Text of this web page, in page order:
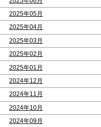
2025年05月
2025年04月
2025年03月
2025年02月
2025年01月
2024年12月
2024年11月
2024年10月
2024年09月